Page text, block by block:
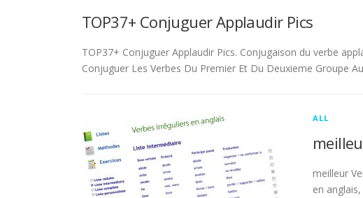
TOP37+ Conjuguer Applaudir Pics
TOP37+ Conjuguer Applaudir Pics. Conjugaison du verbe
Conjuguer Les Verbes Du Premier Et Du Deuxieme Groupe
ALL
meilleur
en